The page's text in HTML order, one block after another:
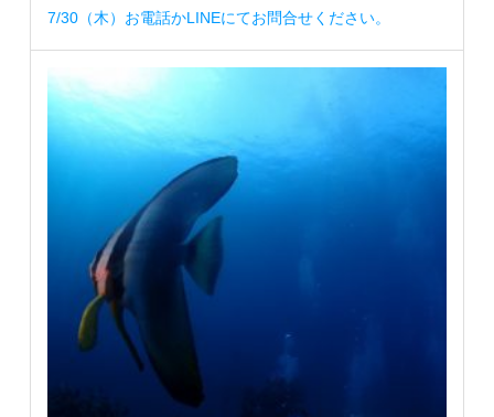
7/30（木）お電話かLINEにてお問合せください。